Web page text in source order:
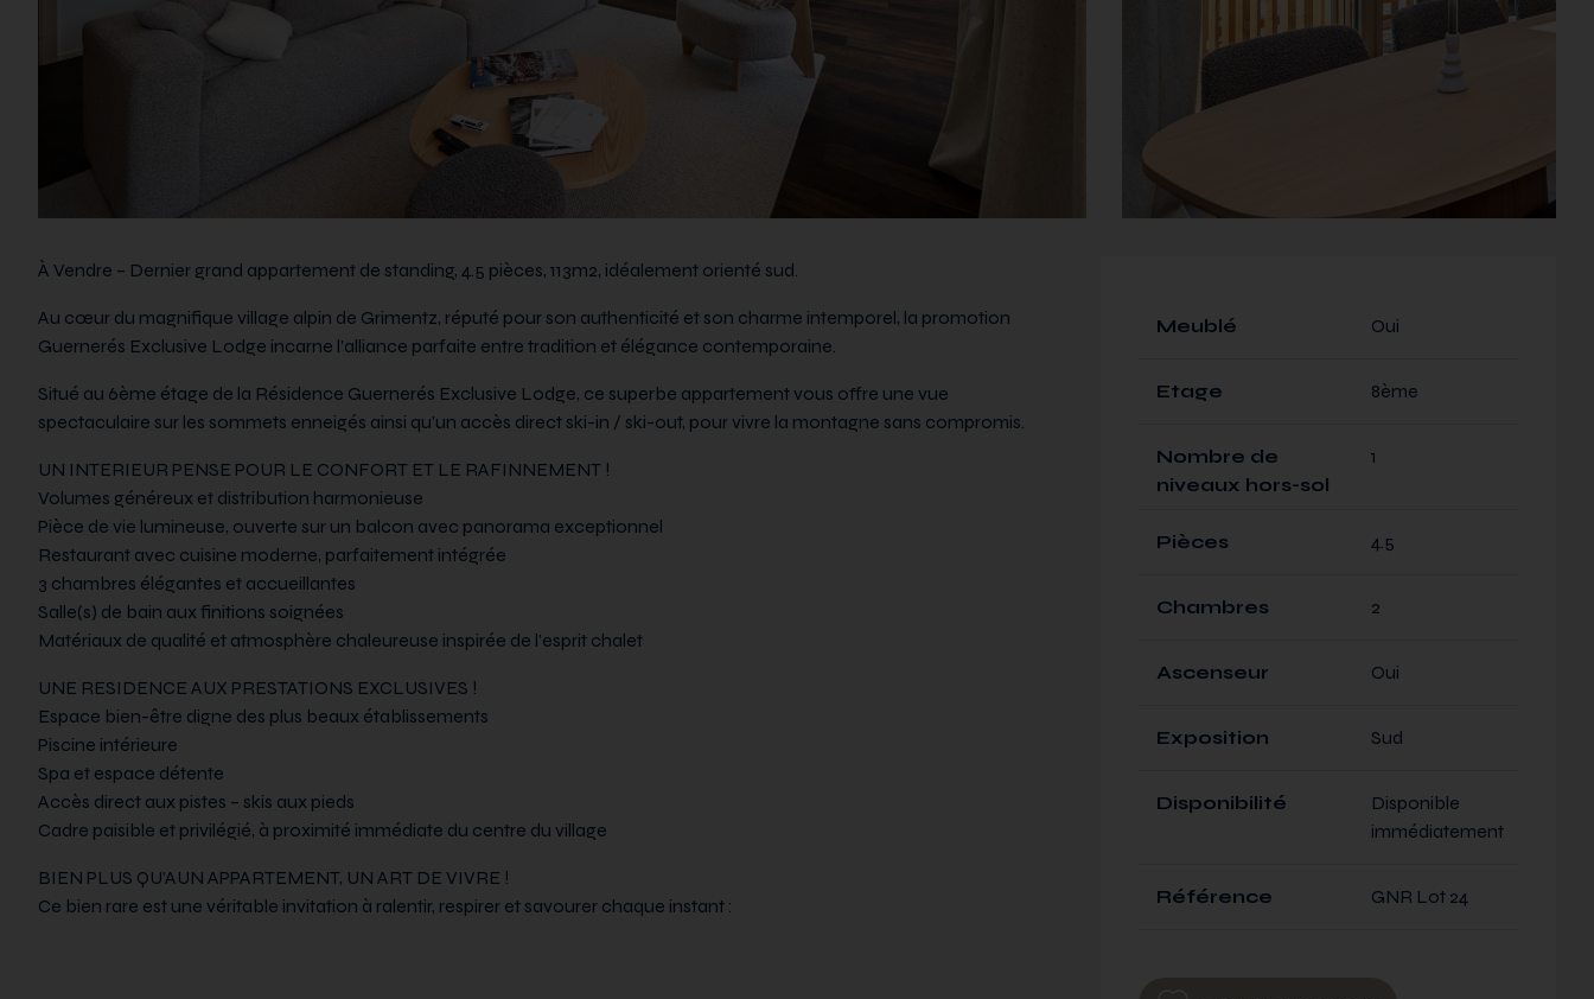
À Vendre – Dernier grand appartement de standing, 4.5 pièces, 113m2, idéalement orienté sud.
Au cœur du magnifique village alpin de Grimentz, réputé pour son authenticité et son charme intemporel, la promotion
Guernerés Exclusive Lodge incarne l’alliance parfaite entre tradition et élégance contemporaine.
Situé au 6ème étage de la Résidence Guernerés Exclusive Lodge, ce superbe appartement vous offre une vue
spectaculaire sur les sommets enneigés ainsi qu’un accès direct ski-in / ski-out, pour vivre la montagne sans compromis.
UN INTERIEUR PENSE POUR LE CONFORT ET LE RAFINNEMENT !
Volumes généreux et distribution harmonieuse
Pièce de vie lumineuse, ouverte sur un balcon avec panorama exceptionnel
Restaurant avec cuisine moderne, parfaitement intégrée
3 chambres élégantes et accueillantes
Salle(s) de bain aux finitions soignées
Matériaux de qualité et atmosphère chaleureuse inspirée de l’esprit chalet
UNE RESIDENCE AUX PRESTATIONS EXCLUSIVES !
Espace bien-être digne des plus beaux établissements
Piscine intérieure
Spa et espace détente
Accès direct aux pistes – skis aux pieds
Cadre paisible et privilégié, à proximité immédiate du centre du village
BIEN PLUS QU’AUN APPARTEMENT, UN ART DE VIVRE !
Ce bien rare est une véritable invitation à ralentir, respirer et savourer chaque instant :
Meublé Oui
Etage 8ème
Nombre de
niveaux hors-sol
1
Pièces 4.5
Chambres 2
Ascenseur Oui
Exposition Sud
Disponibilité
Disponible
immédiatement
Référence GNR Lot 24